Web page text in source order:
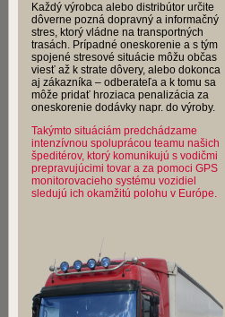
Každý výrobca alebo distribútor určite
dôverne pozná dopravný a informačný
stres, ktorý vládne na transportných
trasách. Prípadné oneskorenie a s tým
spojené stresové situácie môžu občas
viesť až k strate dôvery, alebo dokonca
aj zákazníka – odberateľa a k tomu sa
môže pridať hroziaca penalizácia za
oneskorenie dodávky napr. do výroby.
Takýmto situáciám predchádzame
intenzívnou spoluprácou teamu našich
špeditérov, ktorý komunikujú s vodičmi
prepravujúcimi tovar a za pomoci GPS
monitorovacieho systému vozidiel
sledujú ich okamžitú polohu v Európe.